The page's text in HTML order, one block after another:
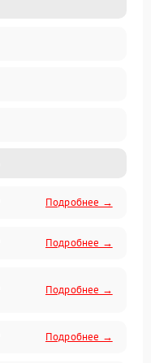
Подробнее →
Подробнее →
Подробнее →
Подробнее →